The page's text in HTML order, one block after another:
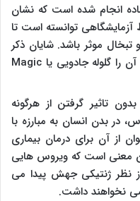
انجام شده است که نشان
توانسته است تا
و تبخال موثر باشد. شایان ذکر
را گلوله جادویی یا Magic
تاثیر گرفتن از هرگونه
بدن انسان به مبارزه با
از آن برای درمان بیماری
معنی است که ویروس هایی
نظر ژنتیکی جهش پیدا می
نخواهند داشت.